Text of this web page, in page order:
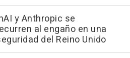
y Anthropic se
al engaño en una
del Reino Unido